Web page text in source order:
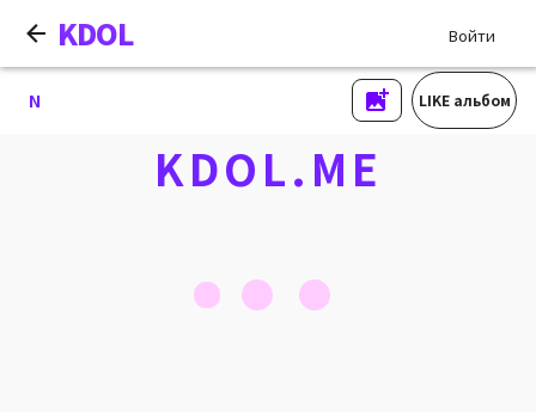
KDOL Войти
N LIKE альбом
KDOL.ME